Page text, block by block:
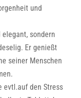
und
sondern
Er genießt
seiner Menschen
evtl.auf den Stress